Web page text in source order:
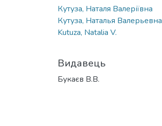
Кутуза, Наталя Валеріївна
Кутуза, Наталья Валерьевна
Kutuza, Natalia V.
Видавець
Букаєв В.В.